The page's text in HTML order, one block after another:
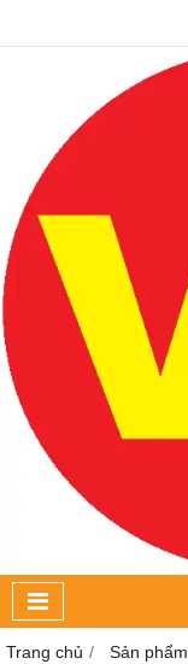
Trang chủ Sản phẩm